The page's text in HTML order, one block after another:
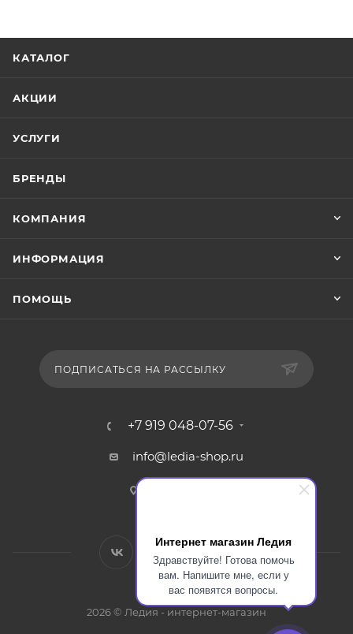
Интернет магазин Ледия
Здравствуйте! Готова помочь
вам. Напишите мне, если у
вас появятся вопросы.
КАТАЛОГ
АКЦИИ
УСЛУГИ
БРЕНДЫ
КОМПАНИЯ
ИНФОРМАЦИЯ
ПОМОЩЬ
ПОДПИСАТЬСЯ НА РАССЫЛКУ
+7 919 048-07-56
info@ledia-shop.ru
2026 © Ледия - интернет-магазин